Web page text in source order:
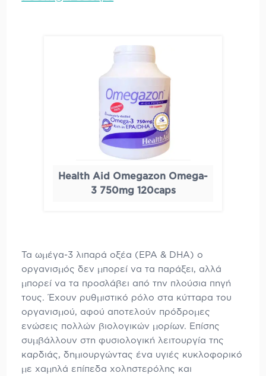
Health Aid Omegazon Omega-
3 750mg 120caps
Τα ωμέγα-3 λιπαρά οξέα (EPA & DHA) ο
οργανισμός δεν μπορεί να τα παράξει, αλλά
μπορεί να τα προσλάβει από την πλούσια πηγή
τους. Έχουν ρυθμιστικό ρόλο στα κύτταρα του
οργανισμού, αφού αποτελούν πρόδρομες
ενώσεις πολλών βιολογικών μορίων. Επίσης
συμβάλλουν στη φυσιολογική λειτουργία της
καρδιάς, δημιουργώντας ένα υγιές κυκλοφορικό
με χαμηλά επίπεδα χοληστερόλης και